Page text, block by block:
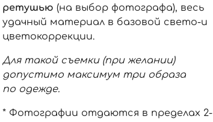
ретушью (на выбор фотографа), весь
удачный материал в базовой свето-и
цветокоррекции.
Для такой съемки (при желании)
допустимо максимум три образа
по одежде.
* Фотографии отдаются в пределах 2-